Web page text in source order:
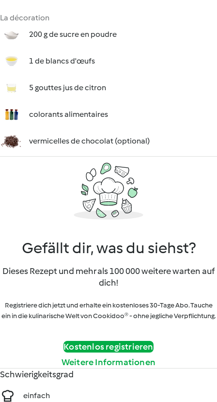
La décoration
200 g de sucre en poudre
1 de blancs d'œufs
5 gouttes jus de citron
colorants alimentaires
vermicelles de chocolat (optional)
Gefällt dir, was du siehst?
Dieses Rezept und mehr als 100 000 weitere warten auf
dich!
Registriere dich jetzt und erhalte ein kostenloses 30-Tage Abo. Tauche
ein in die kulinarische Welt von Cookidoo® - ohne jegliche Verpflichtung.
Kostenlos registrieren
Weitere Informationen
Schwierigkeitsgrad
einfach